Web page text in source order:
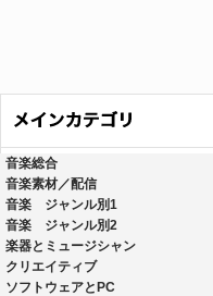
音楽総合
音楽素材／配信
音楽 ジャンル別1
音楽 ジャンル別2
楽器とミュージシャン
クリエイティブ
ソフトウェアとPC